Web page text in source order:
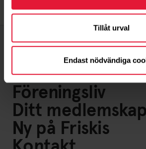
Tillåt urval
Endast nödvändiga
Om oss
Föreningsliv
Ditt medlemskap
Ny på Friskis